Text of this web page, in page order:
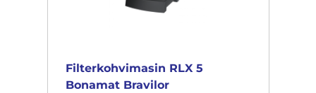
Filterkohvimasin RLX 5
Bonamat Bravilor